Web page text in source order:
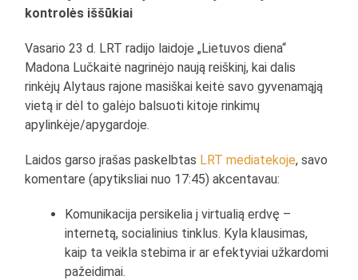
kontrolės iššūkiai
Vasario 23 d. LRT radijo laidoje „Lietuvos diena“
Madona Lučkaitė nagrinėjo naują reiškinį, kai dalis
rinkėjų Alytaus rajone masiškai keitė savo gyvenamąją
vietą ir dėl to galėjo balsuoti kitoje rinkimų
apylinkėje/apygardoje.
Laidos garso įrašas paskelbtas LRT mediatekoje, savo
komentare (apytiksliai nuo 17:45) akcentavau:
Komunikacija persikelia į virtualią erdvę –
internetą, socialinius tinklus. Kyla klausimas,
kaip ta veikla stebima ir ar efektyviai užkardomi
pažeidimai.